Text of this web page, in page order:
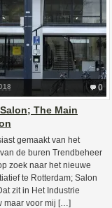
0
The Main
gemaakt van het
de buren Trendbeheer
zoek naar het nieuwe
te Rotterdam; Salon
zit in Het Industrie
maar voor mij […]